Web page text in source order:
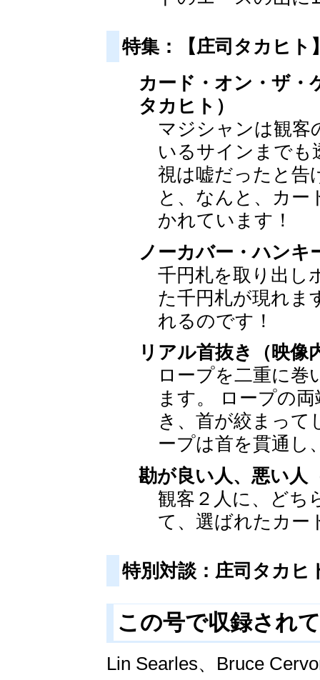
特集：【庄司タカヒ
カード・オン・ザ・
タカヒト）
マジシャンは観客
いるサインまでも
視は嘘だったと告
と、なんと、カー
かれています！
ノーカバー・ハン
千円札を取り出し
た千円札が現れま
れるのです！
リアル首抜き（映像
ロープを二重に巻
ます。 ロープの
き、首が絞まっ
ープは首を貫通し
勘が良い人、悪い人
観客２人に、どち
て、選ばれたカー
特別対談：庄司タカ
この号で収録され
Lin Searles、Bruce